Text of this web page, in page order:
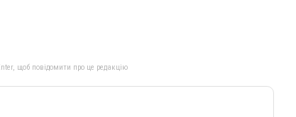
щоб повідомити про це редакцію